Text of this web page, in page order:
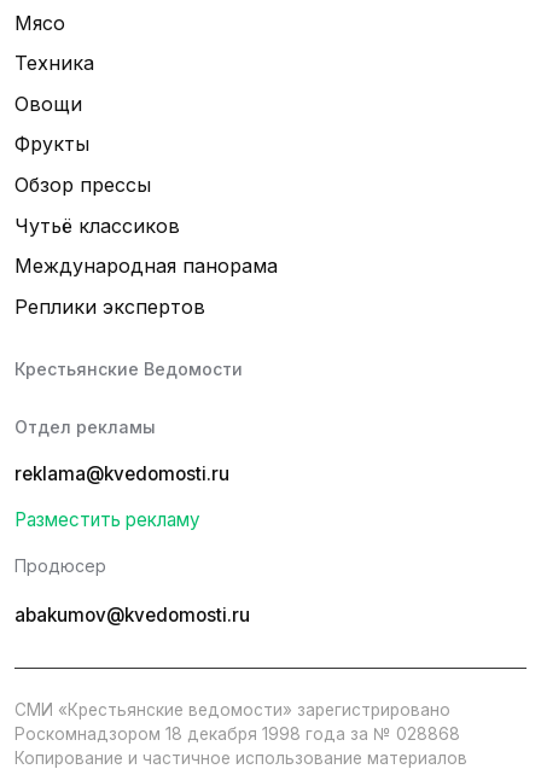
Мясо
Техника
Овощи
Фрукты
Обзор прессы
Чутьё классиков
Международная панорама
Реплики экспертов
Крестьянские Ведомости
Отдел рекламы
reklama@kvedomosti.ru
Разместить рекламу
Продюсер
abakumov@kvedomosti.ru
СМИ «Крестьянские ведомости» зарегистрировано
Роскомнадзором 18 декабря 1998 года за № 028868
Копирование и частичное использование материалов